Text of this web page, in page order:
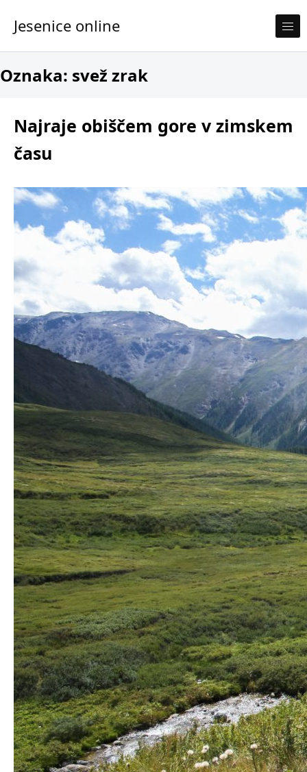
Skip to content
Jesenice online
Oznaka: svež zrak
Najraje obiščem gore v zimskem
času